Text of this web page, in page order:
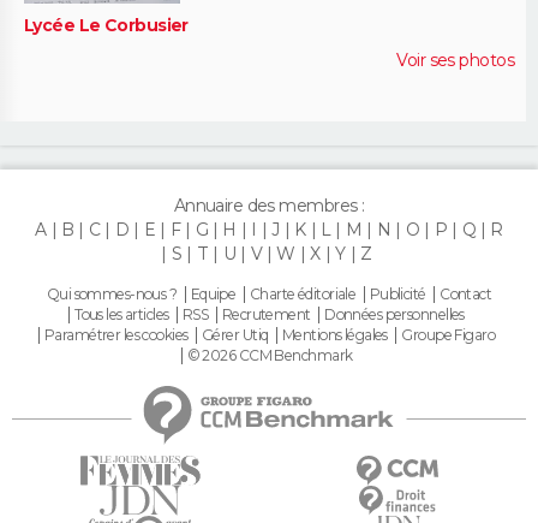
Lycée Le Corbusier
Voir ses photos
Annuaire des membres :
A
B C D E F G H I J K L M N O P Q
R
S
T U V W X Y Z
Qui sommes-nous ? Equipe Charte éditoriale Publicité
Contact
Tous les articles
RSS Recrutement
Données personnelles
Paramétrer les cookies
Gérer Utiq Mentions légales
Groupe Figaro
© 2026 CCM Benchmark